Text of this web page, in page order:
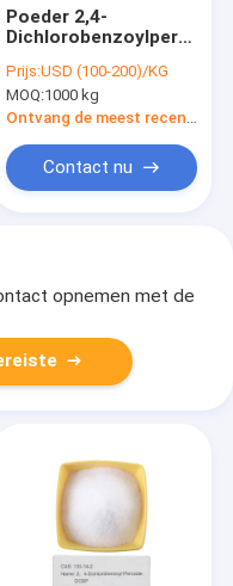
Poeder 2,4-
Dichlorobenzoylperoxide
2
Prijs:USD (100-200)/KG
MOQ:1000 kg
Ontvang de meest recente Prijs
Contact nu
opnemen met de